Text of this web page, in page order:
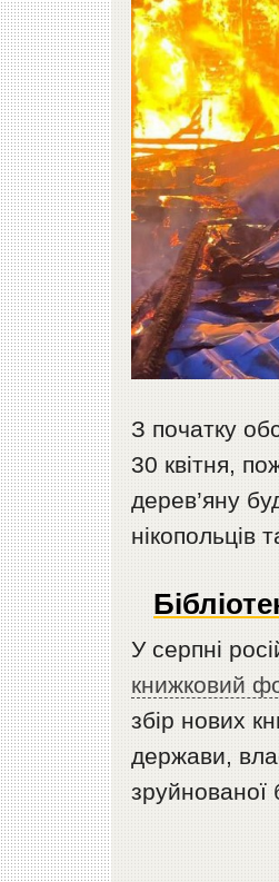
З початку
30 квітня,
дерев’яну
нікопольців
У серпні
книжковий
збір нових
держави,
зруйнованої